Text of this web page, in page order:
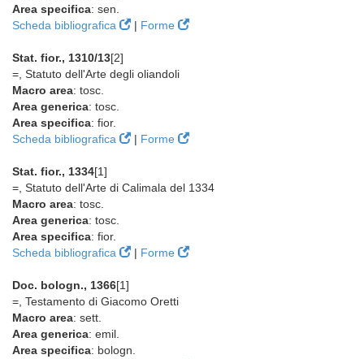
Area specifica: sen.
Scheda bibliografica
| Forme
Stat. fior., 1310/13[2]
=, Statuto dell'Arte degli oliandoli
Macro area: tosc.
Area generica: tosc.
Area specifica: fior.
Scheda bibliografica
| Forme
Stat. fior., 1334[1]
=, Statuto dell'Arte di Calimala del 1334
Macro area: tosc.
Area generica: tosc.
Area specifica: fior.
Scheda bibliografica
| Forme
Doc. bologn., 1366[1]
=, Testamento di Giacomo Oretti
Macro area: sett.
Area generica: emil.
Area specifica: bologn.